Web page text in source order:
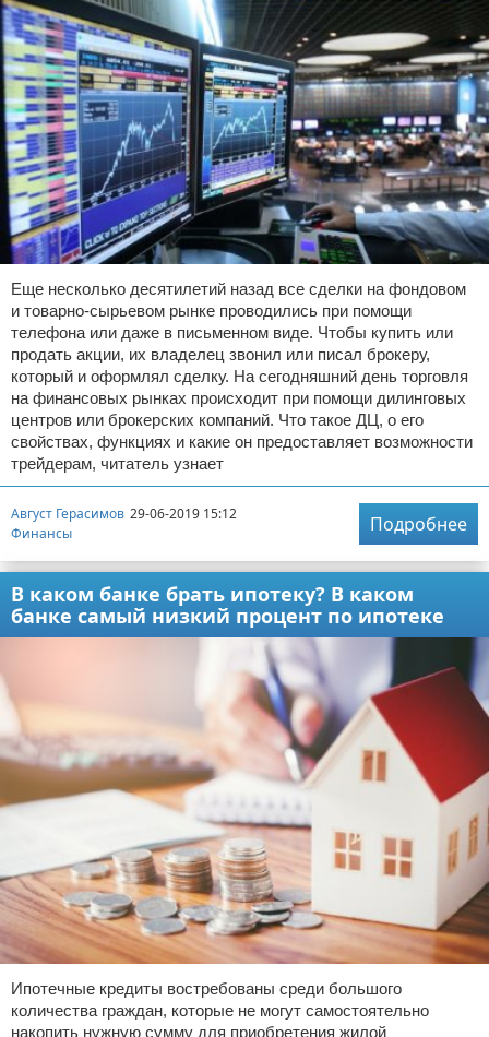
Еще несколько десятилетий назад все сделки на фондовом
и товарно-сырьевом рынке проводились при помощи
телефона или даже в письменном виде. Чтобы купить или
продать акции, их владелец звонил или писал брокеру,
который и оформлял сделку. На сегодняшний день торговля
на финансовых рынках происходит при помощи дилинговых
центров или брокерских компаний. Что такое ДЦ, о его
свойствах, функциях и какие он предоставляет возможности
трейдерам, читатель узнает
Август Герасимов 29-06-2019 15:12
Финансы
Подробнее
В каком банке брать ипотеку? В каком
банке самый низкий процент по ипотеке
Ипотечные кредиты востребованы среди большого
количества граждан, которые не могут самостоятельно
накопить нужную сумму для приобретения жилой